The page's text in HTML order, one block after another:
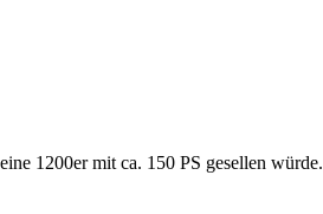
1200er mit ca. 150 PS gesellen würde.